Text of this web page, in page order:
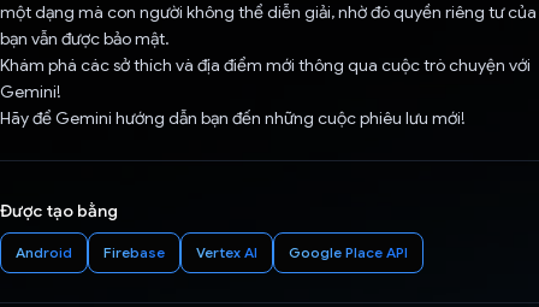
một dạng mà con người không thể diễn giải, nhờ đó quyền riêng tư của
bạn vẫn được bảo mật.
Khám phá các sở thích và địa điểm mới thông qua cuộc trò chuyện với
Gemini!
Hãy để Gemini hướng dẫn bạn đến những cuộc phiêu lưu mới!
Được tạo bằng
Android Firebase Vertex AI Google Place API